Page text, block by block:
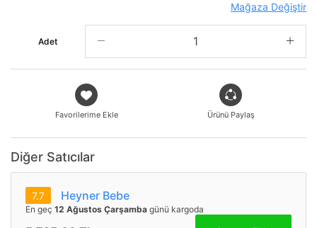
Mağaza Değiştir
Adet
Favorilerime Ekle Ürünü Paylaş
Diğer Satıcılar
7.7 Heyner Bebe
En geç 12 Ağustos Çarşamba günü kargoda